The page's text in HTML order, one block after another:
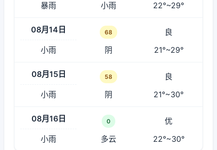
暴雨
小雨 22°~29°
08月14日 68
良
小雨
阴 21°~29°
08月15日 58
良
小雨
阴 21°~30°
08月16日 0
优
小雨
多云 22°~30°